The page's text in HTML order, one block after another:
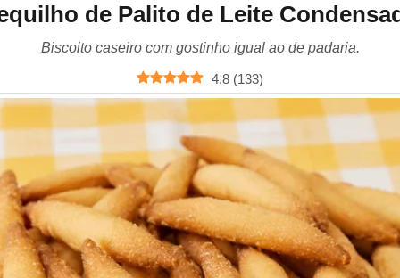
de Palito de Leite
Biscoito caseiro com gostinho igual ao de padaria.
4.8 (133)